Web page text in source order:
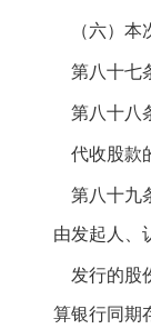
（六）本
第八十七
第八十八
代收股款
第八十九
由发起人、
发行的股
算银行同期